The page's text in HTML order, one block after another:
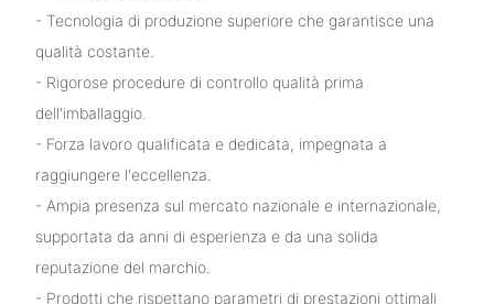
- Tecnologia di produzione superiore che garantisce una
qualità costante.
- Rigorose procedure di controllo qualità prima
dell'imballaggio.
- Forza lavoro qualificata e dedicata, impegnata a
raggiungere l'eccellenza.
- Ampia presenza sul mercato nazionale e internazionale,
supportata da anni di esperienza e da una solida
reputazione del marchio.
- Prodotti che rispettano parametri di prestazioni ottimali